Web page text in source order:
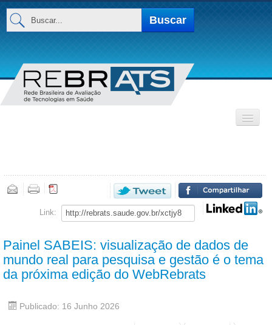
Buscar...
Buscar
Base de Dados
MEMBROS
Link:
Painel SABEIS: visualização de dados de
mundo real para pesquisa e gestão é o tema
da próxima edição do WebRebrats
Publicado: 16 Junho 2026